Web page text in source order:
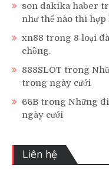
son dakika haber
như thế nào thì hợp
xn88 trong 8 loại
chồng.
888SLOT trong
trong ngày cưới
66B trong Những
ngày cưới
Liên hệ